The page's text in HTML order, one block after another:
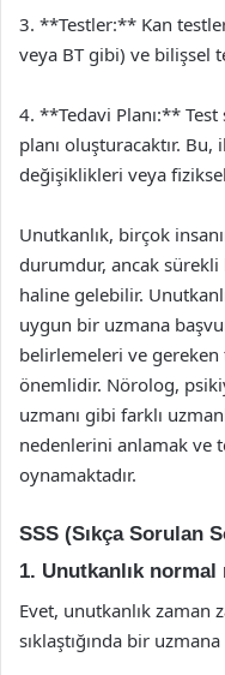
3. **Testler:** Kan
veya BT gibi) ve bilişsel
4. **Tedavi Planı:**
planı oluşturacaktır.
değişiklikleri veya
Unutkanlık, birçok
durumdur, ancak
haline gelebilir.
uygun bir uzmana
belirlemeleri ve
önemlidir. Nörolog,
uzmanı gibi farklı
nedenlerini anlamak ve
oynamaktadır.
SSS (Sıkça Sorulan
1. Unutkanlık
Evet, unutkanlık
sıklaştığında bir